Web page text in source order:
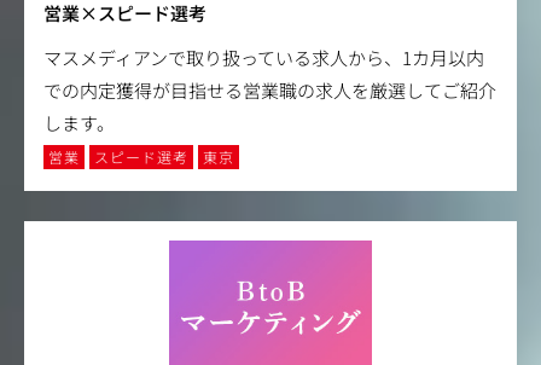
営業×スピード選考
マスメディアンで取り扱っている求人から、1カ月以内
での内定獲得が目指せる営業職の求人を厳選してご紹介
します。
営業 スピード選考 東京